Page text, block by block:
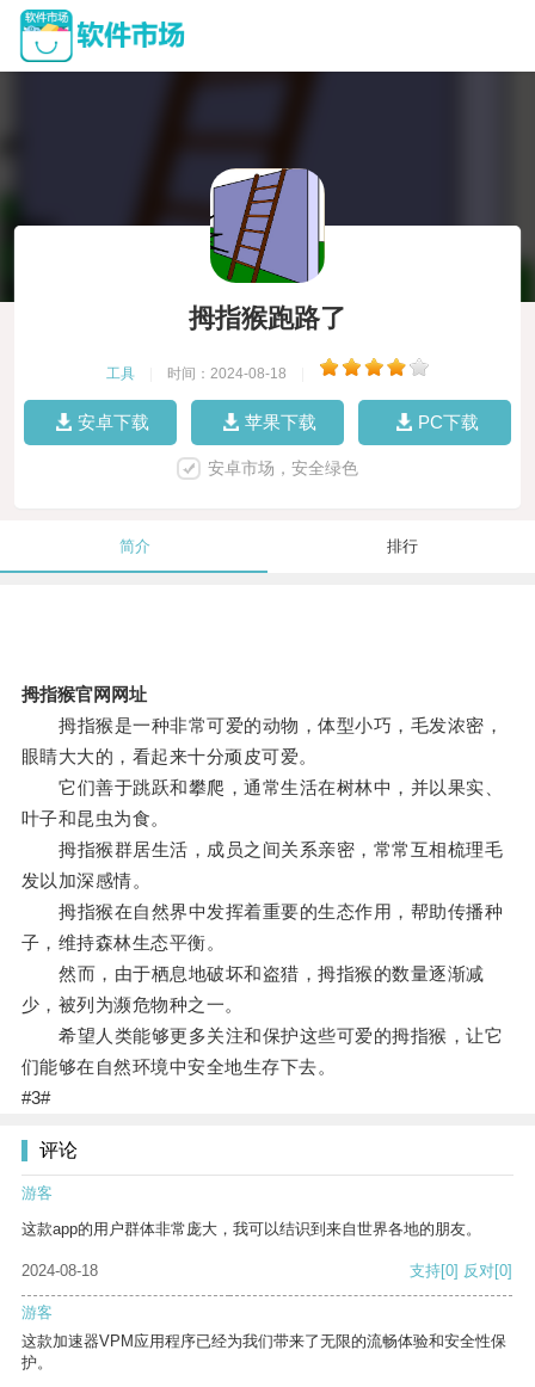
拇指猴跑路了
工具 时间：2024-08-18
安卓下载 苹果下载 PC下载
安卓市场，安全绿色
简介 排行
拇指猴官网网址
拇指猴是一种非常可爱的动物，体型小巧，毛发浓密，
眼睛大大的，看起来十分顽皮可爱。
它们善于跳跃和攀爬，通常生活在树林中，并以果实、
叶子和昆虫为食。
拇指猴群居生活，成员之间关系亲密，常常互相梳理毛
发以加深感情。
拇指猴在自然界中发挥着重要的生态作用，帮助传播种
子，维持森林生态平衡。
然而，由于栖息地破坏和盗猎，拇指猴的数量逐渐减
少，被列为濒危物种之一。
希望人类能够更多关注和保护这些可爱的拇指猴，让它
们能够在自然环境中安全地生存下去。
#3#
评论
游客
这款app的用户群体非常庞大，我可以结识到来自世界各地的朋友。
2024-08-18 支持[0] 反对[0]
游客
这款加速器VPM应用程序已经为我们带来了无限的流畅体验和安全性保
护。